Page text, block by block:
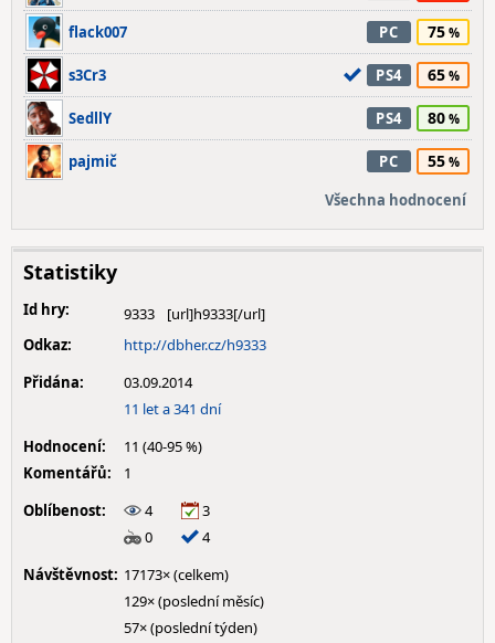
flack007 PC 75
s3Cr3 PS4 65
SedllY PS4 80
pajmič PC 55
Všechna hodnocení
Statistiky
Id hry:
9333
Odkaz:
http://dbher.cz/h9333
Přidána:
03.09.2014
11 let a 341 dní
Hodnocení:
11 (40-95 %)
Komentářů:
1
Oblíbenost:
4
3
0
4
Návštěvnost: 17173× (celkem)
129× (poslední měsíc)
57× (poslední týden)